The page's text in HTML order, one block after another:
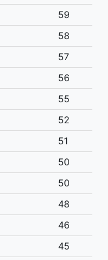
59
58
57
56
55
52
51
50
50
48
46
45